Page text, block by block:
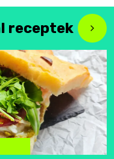
receptek